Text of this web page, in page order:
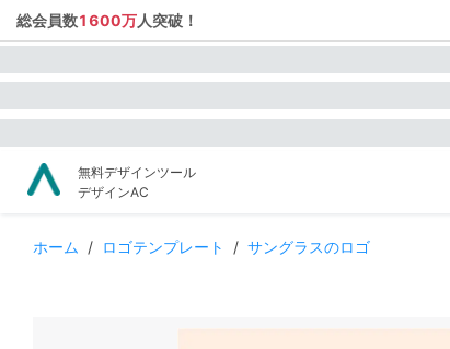
総会員数1600万人突破！
無料デザインツール
デザインAC
ホーム / ロゴテンプレート / サングラスのロゴ